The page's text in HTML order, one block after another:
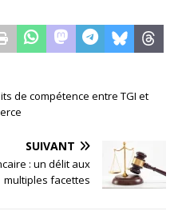
de compétence entre TGI et
SUIVANT
: un délit aux
multiples facettes